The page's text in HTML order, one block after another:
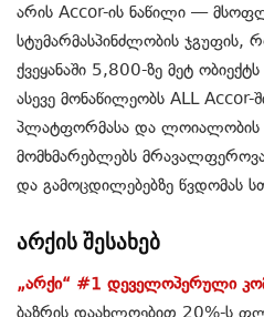
არის Accor-ის ნაწილი —
სტუმარმასპინძლობის ჯგუფის,
ქვეყანაში 5,800-ზე მეტ
ასევე მონაწილეობს ALL Accor-
პლატფორმასა და ლოიალობის
მომხმარებლებს
და გამოცდილებებზე წვდომას
არქის შესახებ
„არქი“ #1 დეველოპერული
ბაზრის დაახლოებით 20%-ს